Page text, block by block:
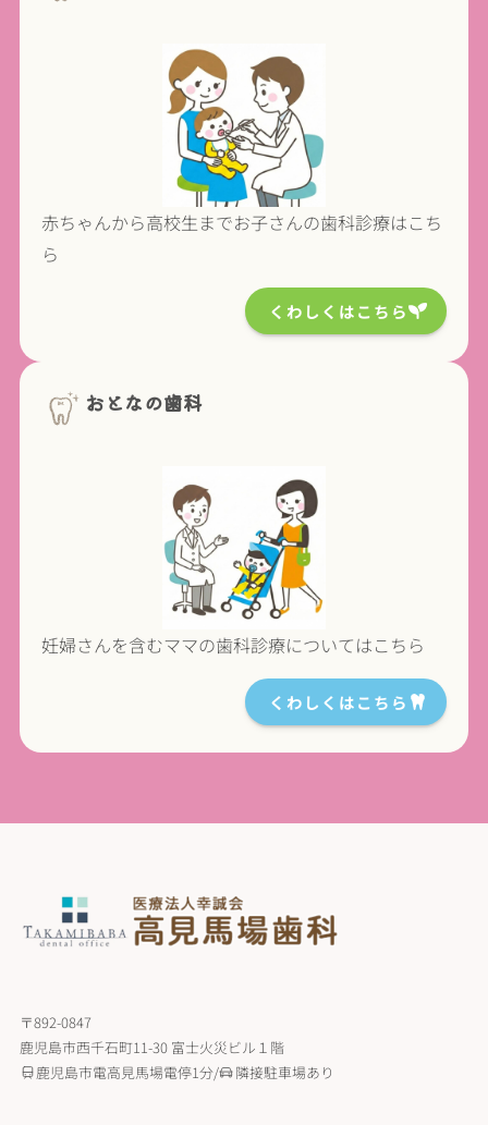
赤ちゃんから高校生までお子さんの歯科診療はこち
ら
くわしくはこちら
おとなの歯科
妊婦さんを含むママの歯科診療についてはこちら
くわしくはこちら
〒892-0847
鹿児島市西千石町11-30 富士火災ビル１階
鹿児島市電高見馬場電停1分/
隣接駐車場あり